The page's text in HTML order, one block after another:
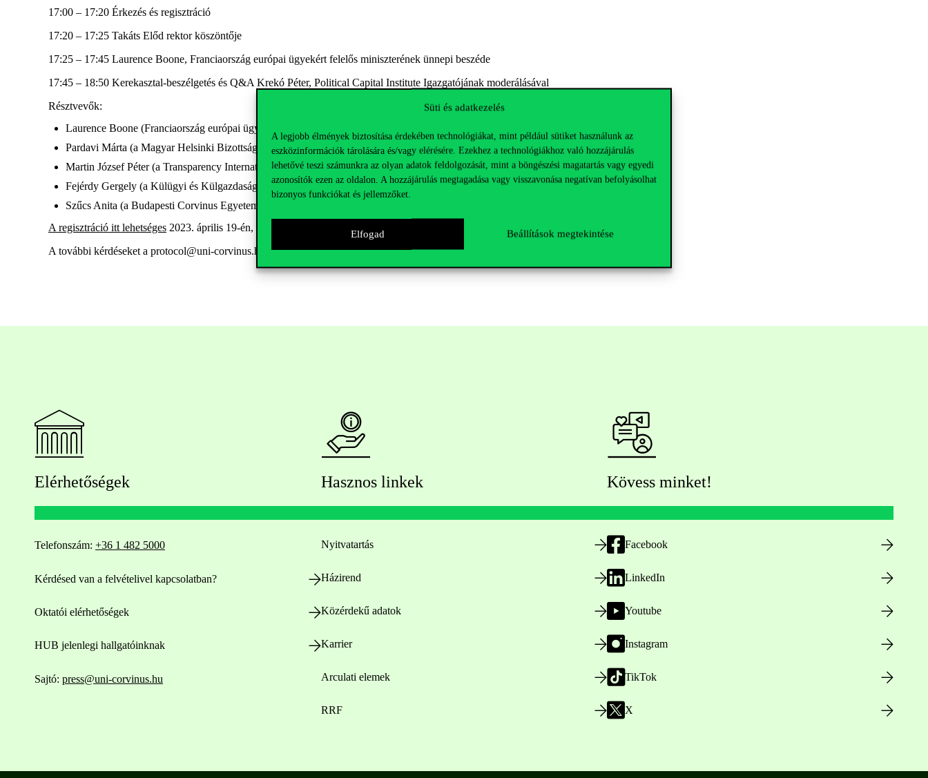
Süti és adatkezelés
A legjobb élmények biztosítása érdekében technológiákat, mint például sütiket használunk az
eszközinformációk tárolására és/vagy elérésére. Ezekhez a technológiákhoz való hozzájárulás
lehetővé teszi számunkra az olyan adatok feldolgozását, mint a böngészési magatartás vagy egyedi
azonosítók ezen az oldalon. A hozzájárulás megtagadása vagy visszavonása negatívan befolyásolhat
bizonyos funkciókat és jellemzőket.
Elfogad Beállítások megtekintése
17:00 – 17:20 Érkezés és regisztráció
17:20 – 17:25 Takáts Előd rektor köszöntője
17:25 – 17:45 Laurence Boone, Franciaország európai ügyekért felelős miniszterének ünnepi beszéde
17:45 – 18:50 Kerekasztal-beszélgetés és Q&A Krekó Péter, Political Capital Institute Igazgatójának moderálásával
Résztvevők:
Laurence Boone (Franciaország európai ügyekért felelős minisztere)
Pardavi Márta (a Magyar Helsinki Bizottság társelnöke)
Martin József Péter (a Transparency International Magyarország ügyvezető igazgatója)
Fejérdy Gergely (a Külügyi és Külgazdasági Intézet vezető kutatója)
Szűcs Anita (a Budapesti Corvinus Egyetem docense)
A regisztráció itt lehetséges 2023. április 19-én, szerdán 16:00 óráig!
A további kérdéseket a protocol@uni-corvinus.hu e-mail címen várjuk.
Elérhetőségek
Telefonszám: +36 1 482 5000
Kérdésed van a felvételivel kapcsolatban?
Oktatói elérhetőségek
HUB jelenlegi hallgatóinknak
Sajtó: press@uni-corvinus.hu
Hasznos linkek
Nyitvatartás
Házirend
Közérdekű adatok
Karrier
Arculati elemek
RRF
Kövess minket!
Facebook
LinkedIn
Youtube
Instagram
TikTok
X